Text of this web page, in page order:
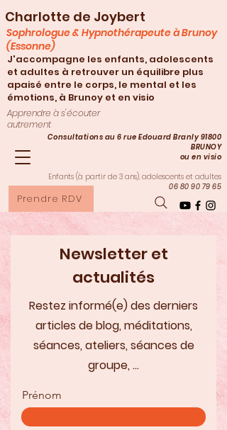
Charlotte de Joybert
Consultations au 6 rue Edouard Branly 91800
BRUNOY
ou en visio
Enfants (à partir de 3 ans), adolescents et adultes
06 80 90 79 65
Apprendre à s'écouter
autrement
Prendre RDV
Sophrologue & Hypnothérapeute à Brunoy
(Essonne)
J'accompagne les enfants, adolescents
et adultes à retrouver un équilibre plus
apaisé entre le corps, le mental et les
émotions, à Brunoy et en visio
Newsletter et
actualités
Restez informé(e) des derniers
articles de blog, méditations,
séances, ateliers, séances de
groupe, ...
Prénom